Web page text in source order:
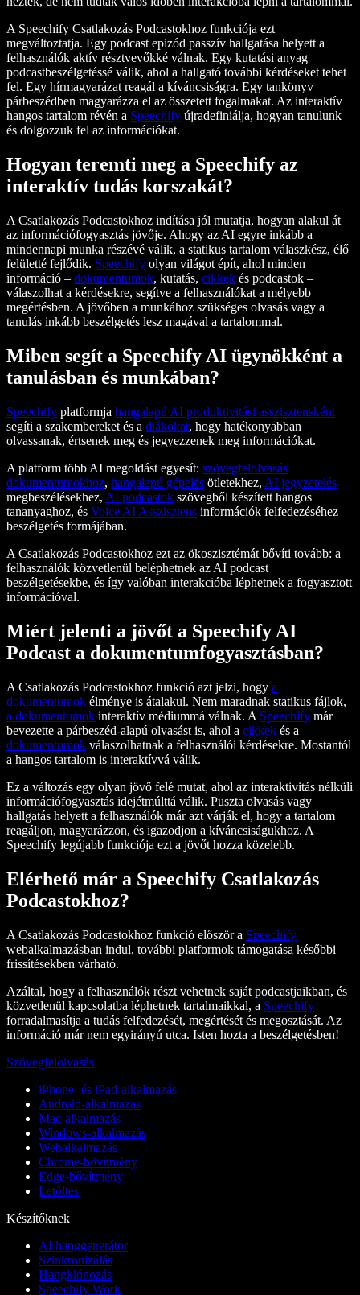
A Speechify Csatlakozás Podcastokhoz funkciója ezt
megváltoztatja. Egy podcast epizód passzív hallgatása helyett a
felhasználók aktív résztvevőkké válnak. Egy kutatási anyag
podcastbeszélgetéssé válik, ahol a hallgató további kérdéseket tehet
fel. Egy hírmagyarázat reagál a kíváncsiságra. Egy tankönyv
párbeszédben magyarázza el az összetett fogalmakat. Az interaktív
hangos tartalom révén a Speechify újradefiniálja, hogyan tanulunk
és dolgozzuk fel az információkat.
Hogyan teremti meg a Speechify az
interaktív tudás korszakát?
A Csatlakozás Podcastokhoz indítása jól mutatja, hogyan alakul át
az információfogyasztás jövője. Ahogy az AI egyre inkább a
mindennapi munka részévé válik, a statikus tartalom válaszkész, élő
felületté fejlődik. Speechify olyan világot épít, ahol minden
információ – dokumentumok, kutatás, cikkek és podcastok –
válaszolhat a kérdésekre, segítve a felhasználókat a mélyebb
megértésben. A jövőben a munkához szükséges olvasás vagy a
tanulás inkább beszélgetés lesz magával a tartalommal.
Miben segít a Speechify AI ügynökként a
tanulásban és munkában?
Speechify platformja hangalapú AI produktivitási asszisztensként
segíti a szakembereket és a diákokat, hogy hatékonyabban
olvassanak, értsenek meg és jegyezzenek meg információkat.
A platform több AI megoldást egyesít: szövegfelolvasás
dokumentumokhoz, hangalapú gépelés ötletekhez, AI jegyzetelés
megbeszélésekhez, AI podcastok szövegből készített hangos
tananyaghoz, és Voice AI Asszisztens információk felfedezéséhez
beszélgetés formájában.
A Csatlakozás Podcastokhoz ezt az ökoszisztémát bővíti tovább: a
felhasználók közvetlenül beléphetnek az AI podcast
beszélgetésekbe, és így valóban interakcióba léphetnek a fogyasztott
információval.
Miért jelenti a jövőt a Speechify AI
Podcast a dokumentumfogyasztásban?
A Csatlakozás Podcastokhoz funkció azt jelzi, hogy a
dokumentumok élménye is átalakul. Nem maradnak statikus fájlok,
a dokumentumok interaktív médiummá válnak. A Speechify már
bevezette a párbeszéd-alapú olvasást is, ahol a cikkek és a
dokumentumok válaszolhatnak a felhasználói kérdésekre. Mostantól
a hangos tartalom is interaktívvá válik.
Ez a változás egy olyan jövő felé mutat, ahol az interaktivitás nélküli
információfogyasztás idejétmúlttá válik. Puszta olvasás vagy
hallgatás helyett a felhasználók már azt várják el, hogy a tartalom
reagáljon, magyarázzon, és igazodjon a kíváncsiságukhoz. A
Speechify legújabb funkciója ezt a jövőt hozza közelebb.
Elérhető már a Speechify Csatlakozás
Podcastokhoz?
A Csatlakozás Podcastokhoz funkció először a Speechify
webalkalmazásban indul, további platformok támogatása későbbi
frissítésekben várható.
Azáltal, hogy a felhasználók részt vehetnek saját podcastjaikban, és
közvetlenül kapcsolatba léphetnek tartalmaikkal, a Speechify
forradalmasítja a tudás felfedezését, megértését és megosztását. Az
információ már nem egyirányú utca. Isten hozta a beszélgetésben!
Szövegfelolvasás
iPhone- és iPad-alkalmazás
Android-alkalmazás
Mac-alkalmazás
Windows-alkalmazás
Webalkalmazás
Chrome-bővítmény
Edge-bővítmény
Letöltés
Készítőknek
AI hanggenerátor
Szinkronizálás
Hangklónozás
Speechify Work